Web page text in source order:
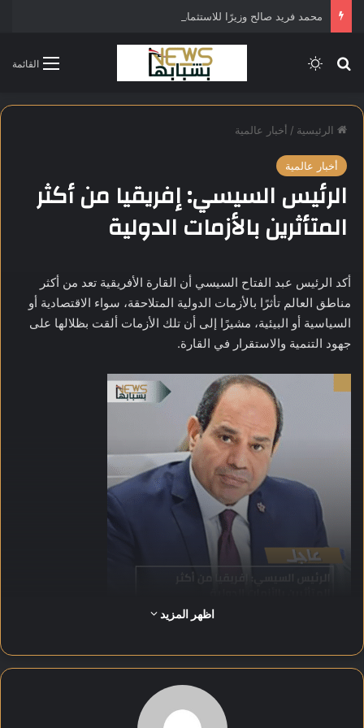
محمد فريد صالح وزيرًا للاستثمار في التشكيل الحكومي الجديد
القائمة بحث عن
الرئيسية / أخبار عالمية
أخبار عالمية
الرئيس السيسي: إفريقيا من أكثر
المتأثرين بالأزمات الدولية
أكد الرئيس عبد الفتاح السيسي أن القارة الأفريقية تعد من أكثر
مناطق العالم تأثرًا بالأزمات الدولية المتلاحقة، سواء الاقتصادية أو
السياسية أو البيئية، مشيرًا إلى أن تلك الأزمات ألقت بظلالها على
جهود التنمية والاستقرار في القارة.
وأضاف الرئيس، خلال كلمته في إحدى الجلسات الدولية، أن
التحديات العالمية الراهنة — وعلى رأسها تغير المناخ، وأزمات الغذاء
والطاقة، واضطراب سلاسل الإمداد — تفرض على المجتمع الدولي
مسؤولية مشتركة لمساندة الدول الأفريقية في تجاوز آثارها السلبية.
اظهر المزيد